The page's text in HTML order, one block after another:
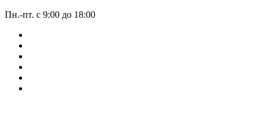
Пн.-пт. с 9:00 до 18:00